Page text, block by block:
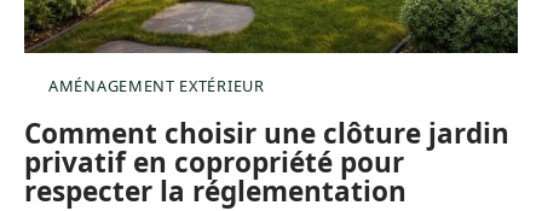
AMÉNAGEMENT EXTÉRIEUR
Comment choisir une clôture jardin
privatif en copropriété pour
respecter la réglementation